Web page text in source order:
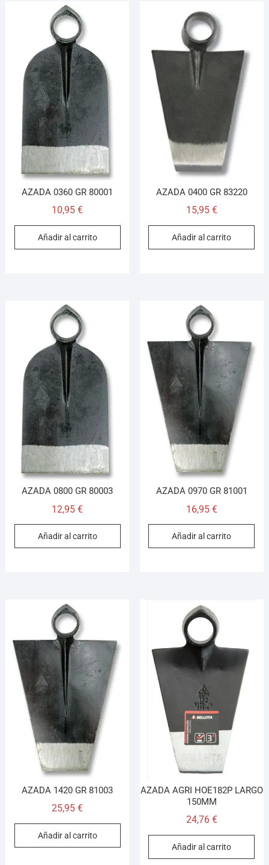
AZADA 0360 GR 80001
10,95€
Añadir al carrito
AZADA 0400 GR 83220
15,95 €
Añadir al carrito
AZADA 0800 GR 80003
12,95€
Añadir al carrito
AZADA 0970 GR 81001
16,95 €
Añadir al carrito
AZADA 1420 GR 81003
25,95€
Añadir al carrito
AZADA AGRI HOE182P LARGO
150MM
24,76 €
Añadir al carrito